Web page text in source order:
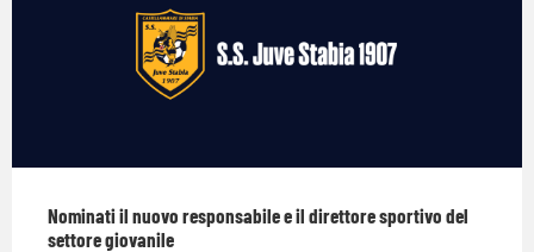
Nominati il nuovo responsabile e il direttore sportivo del
settore giovanile